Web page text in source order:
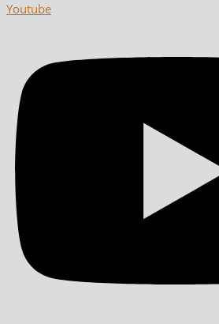
Youtube